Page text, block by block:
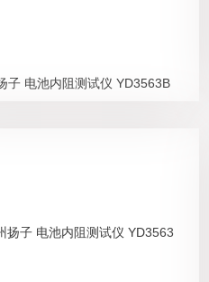
子 电池内阻测试仪 YD3563B